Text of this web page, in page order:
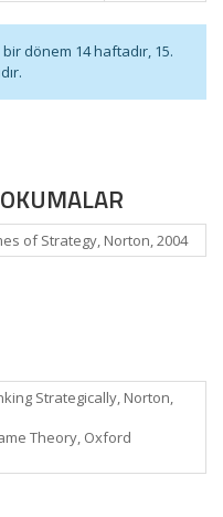
dönem 14 haftadır, 15.
of Strategy, Norton, 2004
Strategically, Norton,
Theory, Oxford